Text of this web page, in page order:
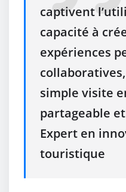
captivent
capacité à
expériences
simple visite
partageable
Expert en
touristique